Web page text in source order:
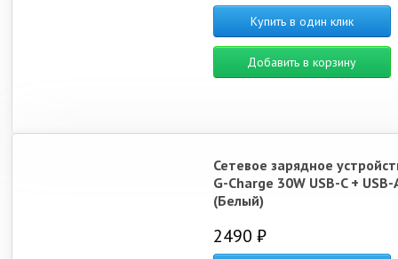
Купить в один клик
Добавить в корзину
Сетевое зарядное
G-Charge 30W USB-C + USB-
(Белый)
2490 ₽